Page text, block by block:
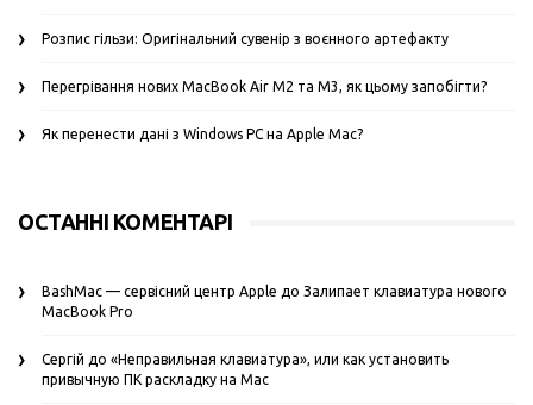
Розпис гільзи: Оригінальний сувенір з воєнного артефакту
Перегрівання нових MacBook Air M2 та M3, як цьому запобігти?
Як перенести дані з Windows PC на Apple Mac?
ОСТАННІ КОМЕНТАРІ
BashMac — сервісний центр Apple до Залипает клавиатура нового
MacBook Pro
Сергій до «Неправильная клавиатура», или как установить
привычную ПК раскладку на Mac